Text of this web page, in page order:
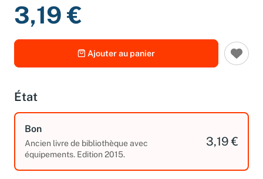
3,19 €
Ajouter au panier
État
Bon
Ancien livre de bibliothèque avec
équipements. Edition 2015.
3,19 €